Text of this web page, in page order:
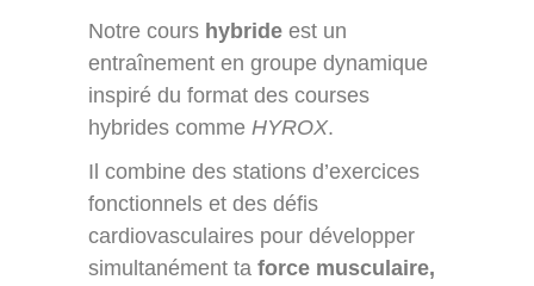
Notre cours hybride est un
entraînement en groupe dynamique
inspiré du format des courses
hybrides comme HYROX.
Il combine des stations d’exercices
fonctionnels et des défis
cardiovasculaires pour développer
simultanément ta force musculaire,